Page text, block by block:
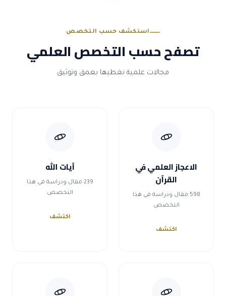
استكشف حسب التخصص
تصفح حسب التخصص العلمي
مجالات علمية نغطيها بعمق وتوثيق
الاعجاز العلمي في
القرآن
598 مقال ودراسة في هذا
التخصص
اكتشف
آيات الله
239 مقال ودراسة في هذا
التخصص
اكتشف